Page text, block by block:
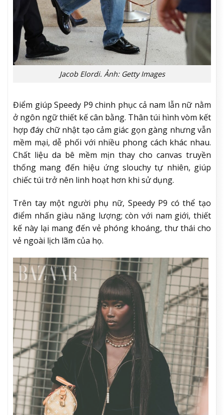
Jacob Elordi. Ảnh: Getty Images
Điểm giúp Speedy P9 chinh phục cả nam lẫn nữ nằm
ở ngôn ngữ thiết kế cân bằng. Thân túi hình vòm kết
hợp đáy chữ nhật tạo cảm giác gọn gàng nhưng vẫn
mềm mại, dễ phối với nhiều phong cách khác nhau.
Chất liệu da bê mềm mịn thay cho canvas truyền
thống mang đến hiệu ứng slouchy tự nhiên, giúp
chiếc túi trở nên linh hoạt hơn khi sử dụng.
Trên tay một người phụ nữ, Speedy P9 có thể tạo
điểm nhấn giàu năng lượng; còn với nam giới, thiết
kế này lại mang đến vẻ phóng khoáng, thư thái cho
vẻ ngoài lịch lãm của họ.